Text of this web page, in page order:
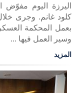
اليرزة اليوم
كلود غانم. وجرى
بعمل المحكمة
وسير العمل فيها ...
المزيد